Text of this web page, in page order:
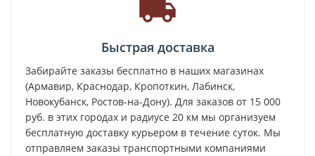
Быстрая доставка
Забирайте заказы бесплатно в наших магазинах
(Армавир, Краснодар, Кропоткин, Лабинск,
Новокубанск, Ростов-на-Дону). Для заказов от 15 000
руб. в этих городах и радиусе 20 км мы организуем
бесплатную доставку курьером в течение суток. Мы
отправляем заказы транспортными компаниями